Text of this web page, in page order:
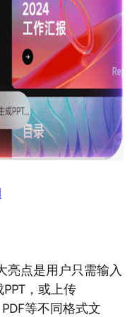
亮点是用户只需输入
，或上传
等不同格式文